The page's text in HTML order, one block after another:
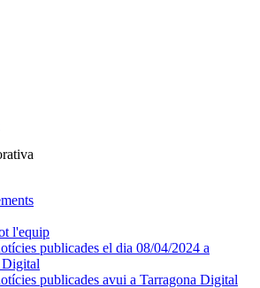
l'equip
publicades el dia 08/04/2024 a
Digital
publicades avui a Tarragona Digital